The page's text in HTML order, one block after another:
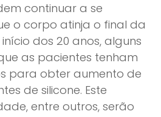
continuar a se
o corpo atinja o final da
dos 20 anos, alguns
as pacientes tenham
para obter aumento de
de silicone. Este
entre outros, serão